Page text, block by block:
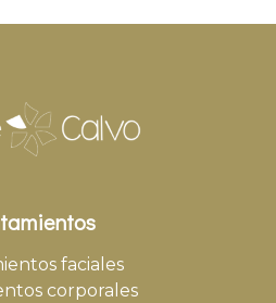
faciales
corporales